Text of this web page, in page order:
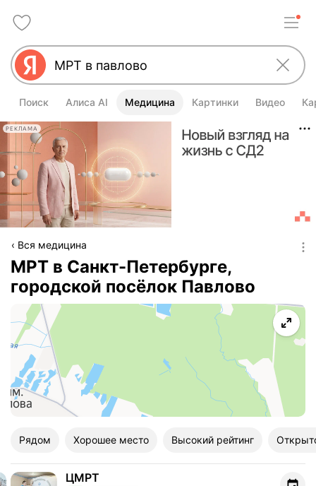
Поиск Алиса AI Медицина Картинки Видео
РЕКЛАМА
Вся медицина
МРТ в Санкт-Петербурге,
городской посёлок Павлово
Рядом Хорошее место Высокий рейтинг
ЦМРТ ЦМРТ